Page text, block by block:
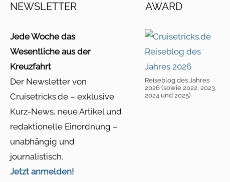
NEWSLETTER
Jede Woche das
Wesentliche aus der
Kreuzfahrt
Der Newsletter von
Cruisetricks.de – exklusive
Kurz-News, neue Artikel und
redaktionelle Einordnung –
unabhängig und
journalistisch.
Jetzt anmelden!
AWARD
Reiseblog des Jahres
2026 (sowie 2022, 2023,
2024 und 2025)